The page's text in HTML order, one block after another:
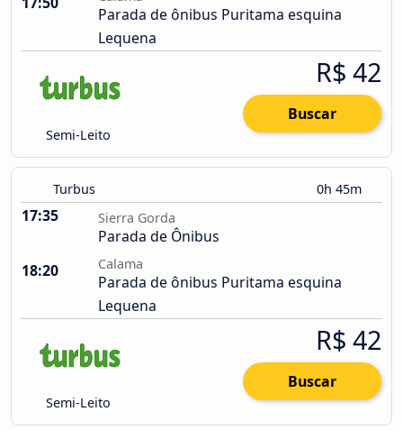
Parada de ônibus Puritama esquina
Lequena
Semi-Leito
R$ 42
Buscar
Turbus 0h 45m
17:35 Sierra Gorda
Parada de Ônibus
18:20
Calama
Parada de ônibus Puritama esquina
Lequena
Semi-Leito
R$ 42
Buscar